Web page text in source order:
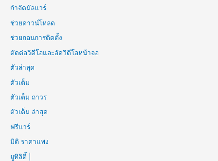
กำจัดมัลแวร์
ช่วยดาวน์โหลด
ช่วยถอนการติดตั้ง
ตัดต่อวิดีโอและอัดวิดีโอหน้าจอ
ตัวล่าสุด
ตัวเต็ม
ตัวเต็ม ถาวร
ตัวเต็ม ล่าสุด
ฟรีแวร์
มิติ ราคาแพง
ยูทิลิตี้ |